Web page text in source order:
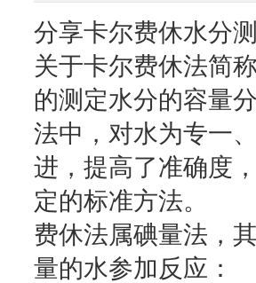
分享卡尔费休水分
关于卡尔费休法简
的测定水分的容量
法中，对水为专一
进，提高了准确度
定的标准方法。
费休法属碘量法，
量的水参加反应：